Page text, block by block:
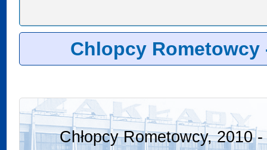
Chlopcy Rometowcy
Chłopcy Rometowcy, 2010